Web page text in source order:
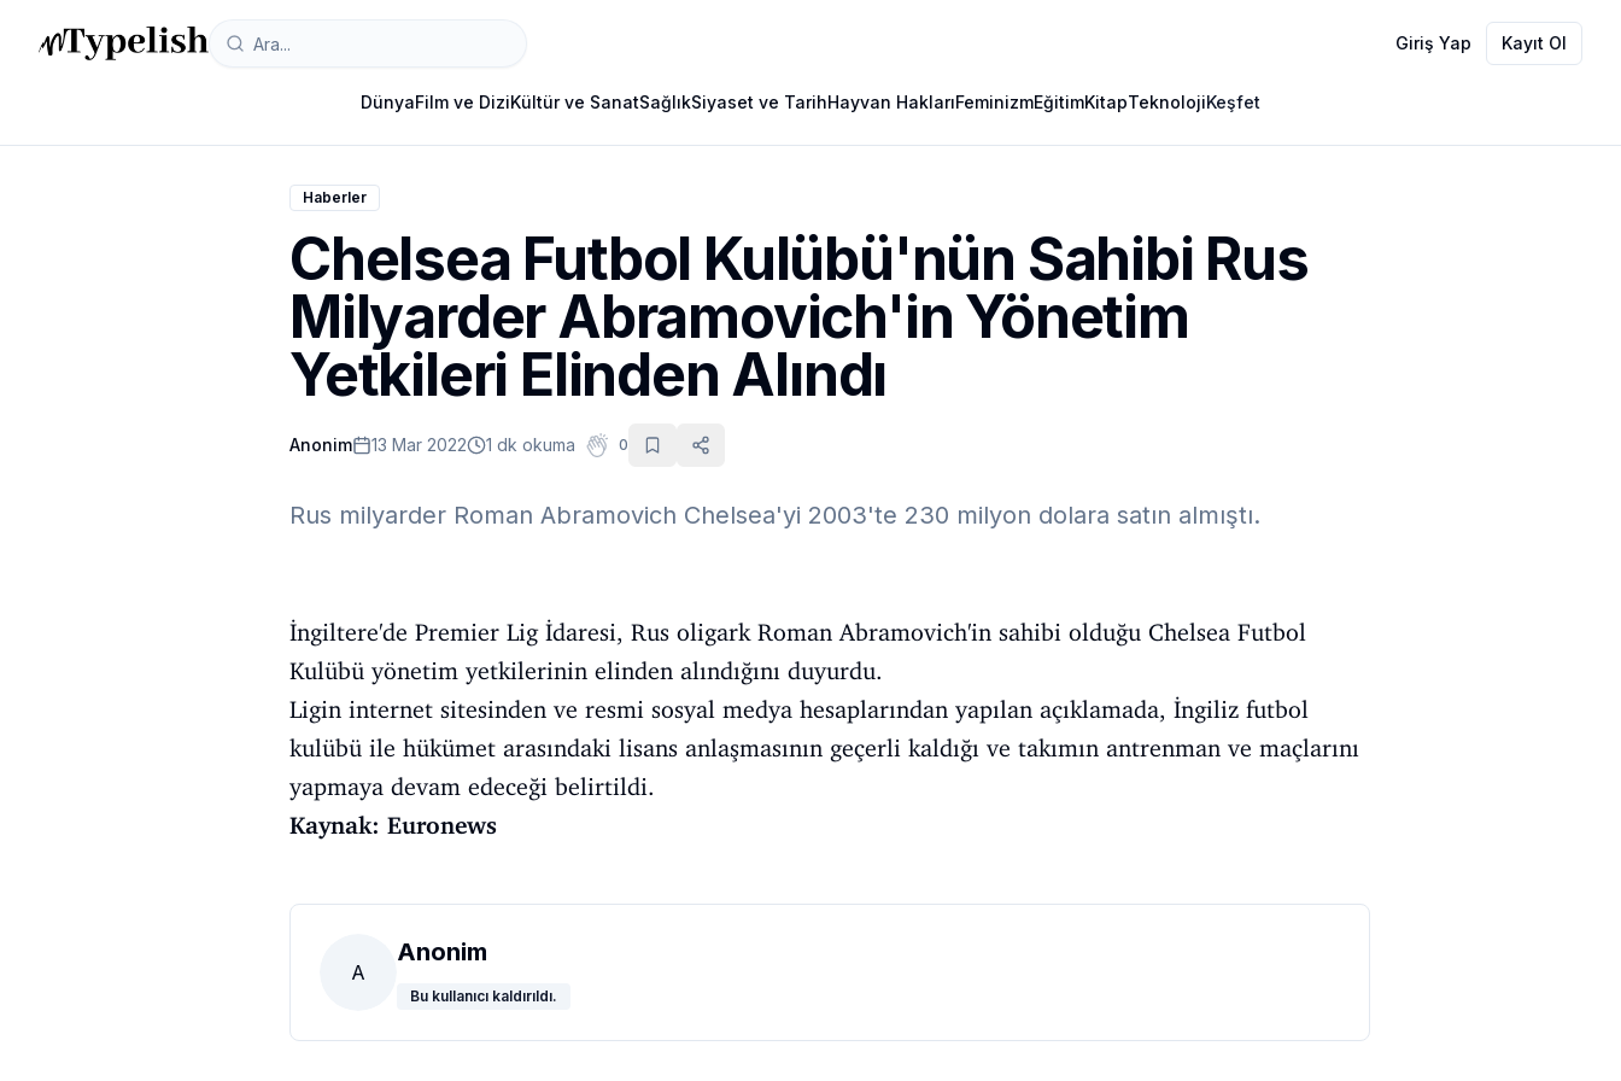
Giriş Yap Kayıt Ol
DünyaFilm ve DiziKültür ve SanatSağlıkSiyaset ve TarihHayvan HaklarıFeminizmEğitimKitapTeknolojiKeşfet
Haberler
Chelsea Futbol Kulübü'nün Sahibi Rus
Milyarder Abramovich'in Yönetim
Yetkileri Elinden Alındı
Anonim 13 Mar 2022 1 dk okuma 0
Rus milyarder Roman Abramovich Chelsea'yi 2003'te 230 milyon dolara satın almıştı.
İngiltere'de Premier Lig İdaresi, Rus oligark Roman Abramovich'in sahibi olduğu Chelsea Futbol
Kulübü yönetim yetkilerinin elinden alındığını duyurdu.
Ligin internet sitesinden ve resmi sosyal medya hesaplarından yapılan açıklamada, İngiliz futbol
kulübü ile hükümet arasındaki lisans anlaşmasının geçerli kaldığı ve takımın antrenman ve maçlarını
yapmaya devam edeceği belirtildi.
Kaynak: Euronews
A
Anonim
Bu kullanıcı kaldırıldı.